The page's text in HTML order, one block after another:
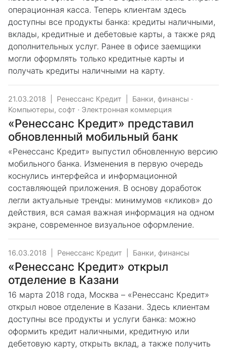
операционная касса. Теперь клиентам здесь
доступны все продукты банка: кредиты наличными,
вклады, кредитные и дебетовые карты, а также ряд
дополнительных услуг. Ранее в офисе заемщики
могли оформлять только кредитные карты и
получать кредиты наличными на карту.
21.03.2018 Ренессанс Кредит Банки, финансы ·
Компьютеры, софт · Электронная коммерция
«Ренессанс Кредит» представил
обновленный мобильный банк
«Ренессанс Кредит» выпустил обновленную версию
мобильного банка. Изменения в первую очередь
коснулись интерфейса и информационной
составляющей приложения. В основу доработок
легли актуальные тренды: минимумов «кликов» до
действия, вся самая важная информация на одном
экране, современное визуальное оформление.
16.03.2018 Ренессанс Кредит Банки, финансы
«Ренессанс Кредит» открыл
отделение в Казани
16 марта 2018 года, Москва – «Ренессанс Кредит»
открыл новое отделение в Казани. Здесь клиентам
доступны все продукты и услуги банка: можно
оформить кредит наличными, кредитную или
дебетовую карту, открыть вклад, а также получить